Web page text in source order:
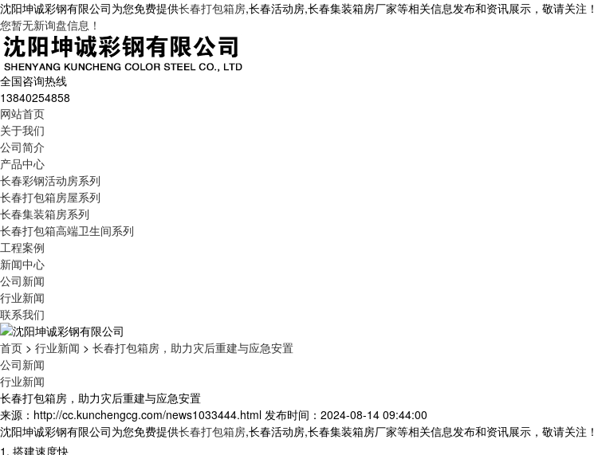
沈阳坤诚彩钢有限公司为您免费提供长春打包箱房,长春活动房,长春集装箱房厂家等相关信息发布和资讯展示，敬请关注！
您暂无新询盘信息！
全国咨询热线
13840254858
网站首页
关于我们
公司简介
产品中心
长春彩钢活动房系列
长春打包箱房屋系列
长春集装箱房系列
长春打包箱高端卫生间系列
工程案例
新闻中心
公司新闻
行业新闻
联系我们
首页 > 行业新闻 > 长春打包箱房，助力灾后重建与应急安置
公司新闻
行业新闻
长春打包箱房，助力灾后重建与应急安置
来源：http://cc.kunchengcg.com/news1033444.html 发布时间：2024-08-14 09:44:00
沈阳坤诚彩钢有限公司为您免费提供长春打包箱房,长春活动房,长春集装箱房厂家等相关信息发布和资讯展示，敬请关注！
1. 搭建速度快